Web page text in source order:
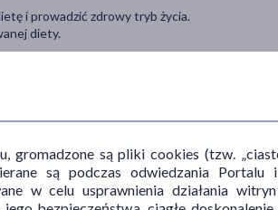
i prowadzić zdrowy tryb życia.
diety.
dzieci.
gromadzone są pliki cookies (tzw.
są podczas odwiedzania Portalu
w celu usprawnienia działania